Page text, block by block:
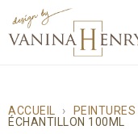
ACCUEIL PEINTURES
ÉCHANTILLON 100ML